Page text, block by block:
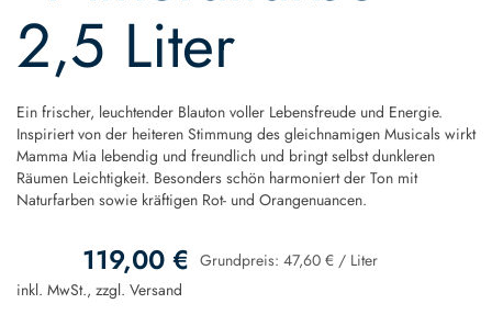
2,5 Liter
Ein frischer, leuchtender Blauton voller Lebensfreude und Energie.
Inspiriert von der heiteren Stimmung des gleichnamigen Musicals wirkt
Mamma Mia lebendig und freundlich und bringt selbst dunkleren
Räumen Leichtigkeit. Besonders schön harmoniert der Ton mit
Naturfarben sowie kräftigen Rot- und Orangenuancen.
119,00 € Grundpreis: 47,60 € / Liter
inkl. MwSt., zzgl. Versand